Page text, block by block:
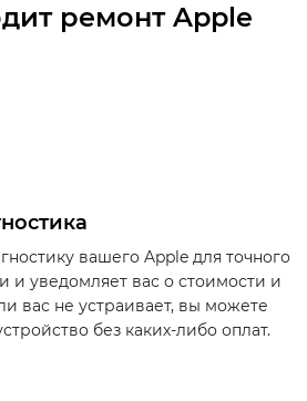
ремонт Apple
вашего Apple для точного
и уведомляет вас о стоимости и
вас не устраивает, вы можете
без каких-либо оплат.